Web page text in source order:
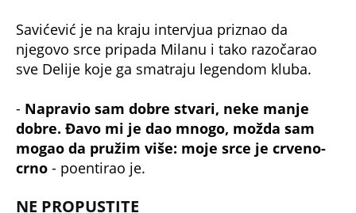
Savićević je na kraju intervjua priznao da
njegovo srce pripada Milanu i tako razočarao
sve Delije koje ga smatraju legendom kluba.
- Napravio sam dobre stvari, neke manje
dobre. Đavo mi je dao mnogo, možda sam
mogao da pružim više: moje srce je crveno-
crno - poentirao je.
NE PROPUSTITE